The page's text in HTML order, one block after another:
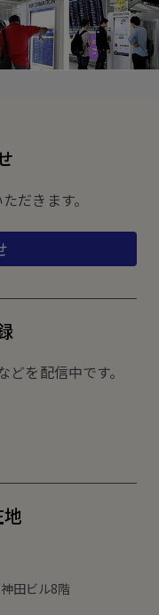
だきます。
を配信中です。
田ビル8階